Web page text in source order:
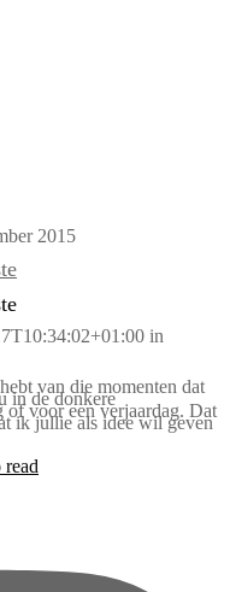
2015
in
van die momenten dat
in de donkere
of voor een verjaardag. Dat
ik jullie als idee wil geven